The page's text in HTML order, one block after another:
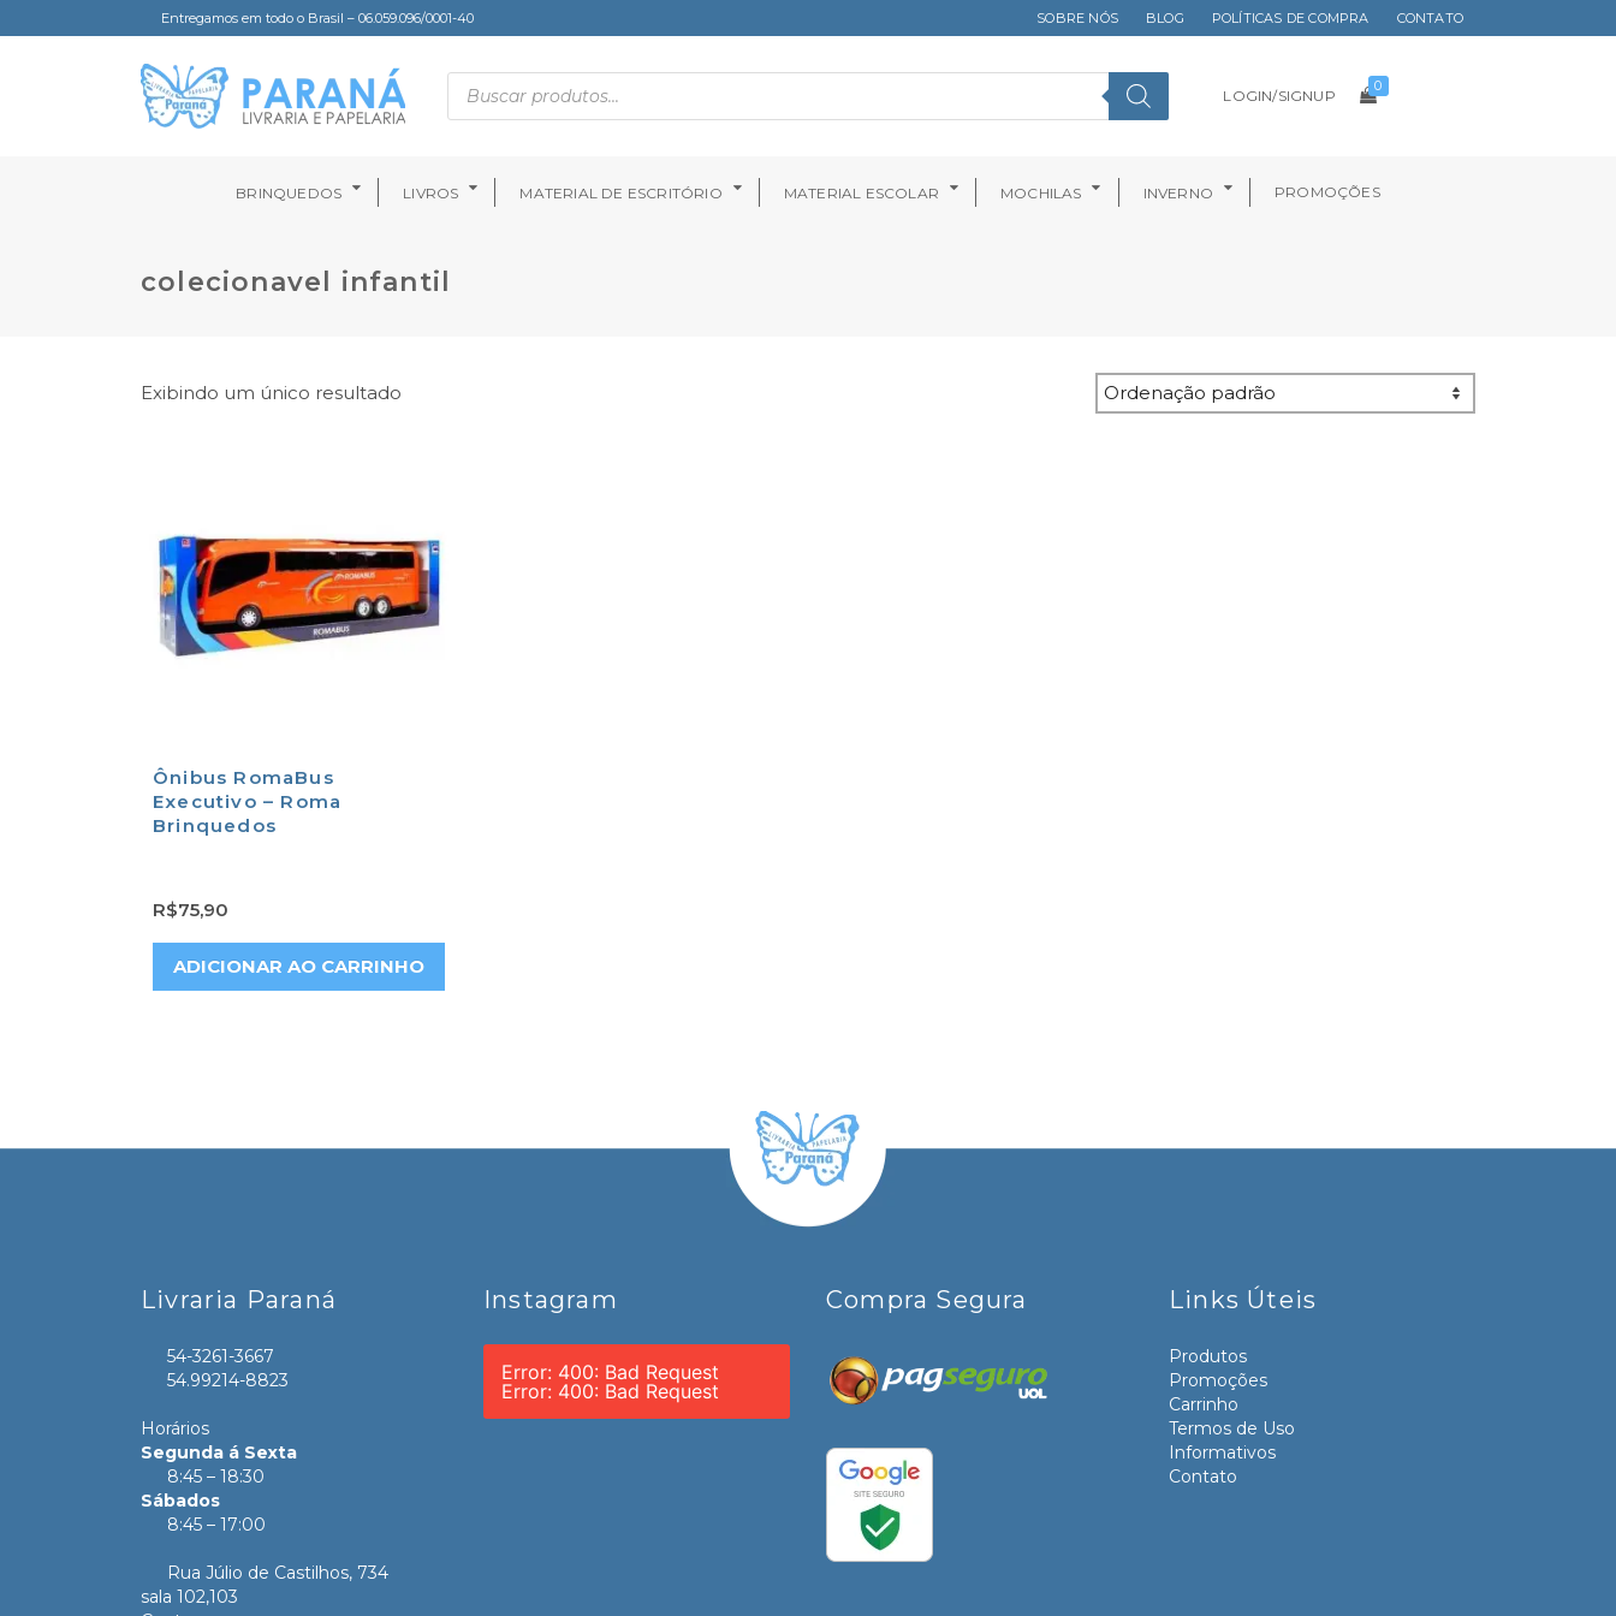
Entregamos em todo o Brasil – 06.059.096/0001-40 SOBRE NÓS BLOG POLÍTICAS DE COMPRA CONTATO
LOGIN/SIGNUP
0
BRINQUEDOS LIVROS MATERIAL DE ESCRITÓRIO MATERIAL ESCOLAR MOCHILAS INVERNO PROMOÇÕES
colecionavel infantil
Exibindo um único resultado
Ônibus RomaBus
Executivo – Roma
Brinquedos
R$75,90
ADICIONAR AO CARRINHO
Livraria Paraná
54-3261-3667
54.99214-8823
Horários
Segunda á Sexta
8:45 – 18:30
Sábados
8:45 – 17:00
Rua Júlio de Castilhos, 734
sala 102,103
Instagram
Error: 400: Bad Request
Error: 400: Bad Request
Compra Segura Links Úteis
Produtos
Promoções
Carrinho
Termos de Uso
Informativos
Contato